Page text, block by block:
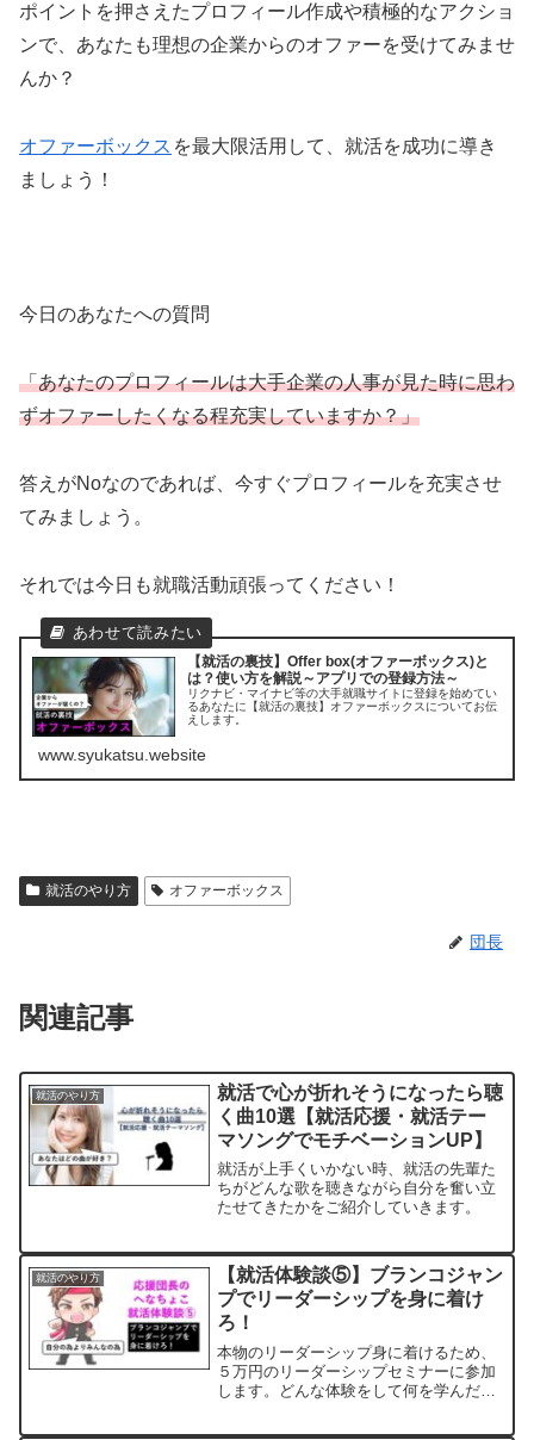
ポイントを押さえたプロフィール作成や積極的なアクショ
ンで、あなたも理想の企業からのオファーを受けてみませ
んか？
オファーボックス を最大限活用して、就活を成功に導き
ましょう！
今日のあなたへの質問
「あなたのプロフィールは大手企業の人事が見た時に思わ
ずオファーしたくなる程充実していますか？」
答えがNoなのであれば、今すぐプロフィールを充実させ
てみましょう。
それでは今日も就職活動頑張ってください！
【就活の裏技】Offer box(オファーボックス)と
は？使い方を解説～アプリでの登録方法～
リクナビ・マイナビ等の大手就職サイトに登録を始めてい
るあなたに【就活の裏技】オファーボックスについてお伝
えします。
www.syukatsu.website
就活のやり方 オファーボックス
団長
関連記事
就活のやり方
就活で心が折れそうになったら聴
く曲10選【就活応援・就活テー
マソングでモチベーションUP】
就活が上手くいかない時、就活の先輩た
ちがどんな歌を聴きながら自分を奮い立
たせてきたかをご紹介していきます。
就活のやり方
【就活体験談⑤】ブランコジャン
プでリーダーシップを身に着け
ろ！
本物のリーダーシップ身に着けるため、
５万円のリーダーシップセミナーに参加
します。どんな体験をして何を学んだの